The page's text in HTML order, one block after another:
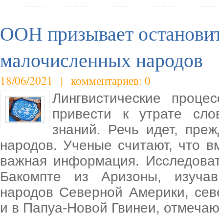
ООН призывает
малочисленных народов
18/06/2021 | комментариев: 0
Лингвистические
привести к утрате
знаний. Речь идет,
народов. Ученые считают, что
важная информация.
Бакомпте из Аризоны,
народов Северной Америки,
и в Папуа-Новой Гвинеи,